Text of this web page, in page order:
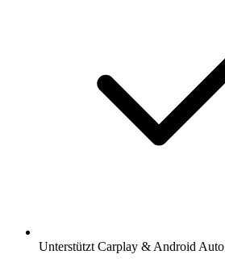
Unterstützt Carplay & Android Auto